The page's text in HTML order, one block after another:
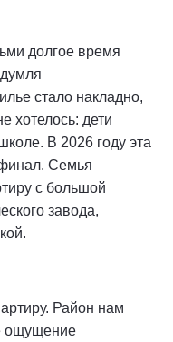
долгое время
стало накладно,
хотелось: дети
В 2026 году эта
Семья
с большой
завода,
Район нам
ощущение